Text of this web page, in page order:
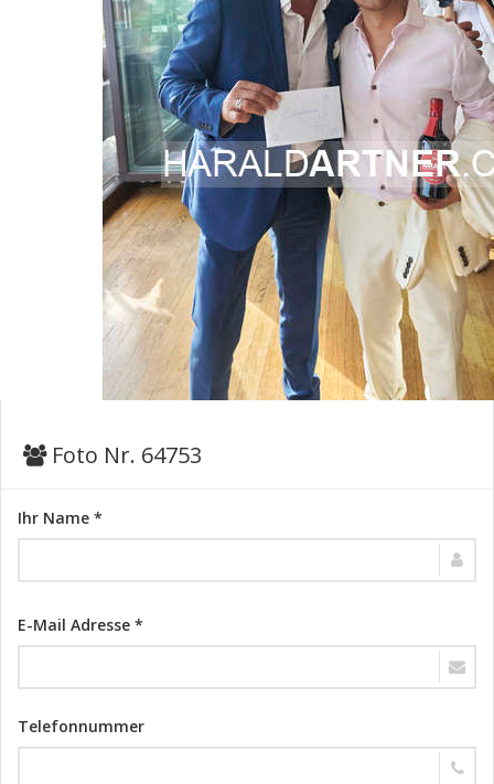
Foto Nr. 64753
Ihr Name *
E-Mail Adresse *
Telefonnummer